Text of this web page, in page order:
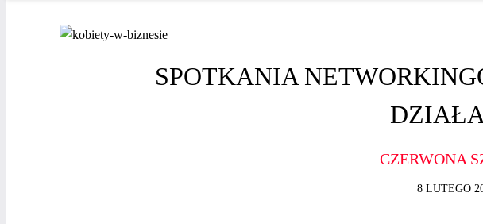
SPOTKANIA
CZERWONA
8 LUTEGO